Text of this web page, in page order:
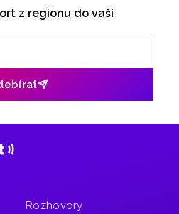
z regionu do vaší
Rozhovory